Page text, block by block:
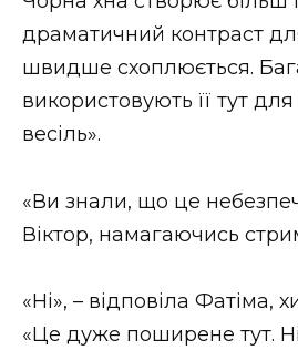
драматичний контраст
швидше схоплюється.
використовують її тут
весіль».
«Ви знали, що це
Віктор, намагаючись
«Ні», – відповіла Фатіма,
«Це дуже поширене тут.